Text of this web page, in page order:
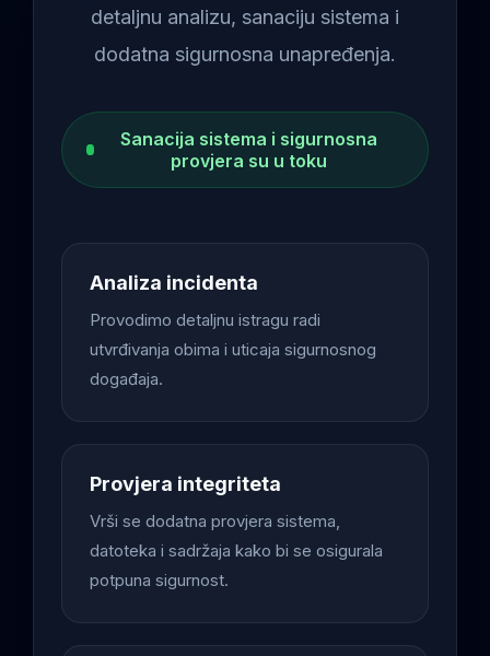
detaljnu analizu, sanaciju sistema i
dodatna sigurnosna unapređenja.
Sanacija sistema i sigurnosna
provjera su u toku
Analiza incidenta
Provodimo detaljnu istragu radi
utvrđivanja obima i uticaja sigurnosnog
događaja.
Provjera integriteta
Vrši se dodatna provjera sistema,
datoteka i sadržaja kako bi se osigurala
potpuna sigurnost.